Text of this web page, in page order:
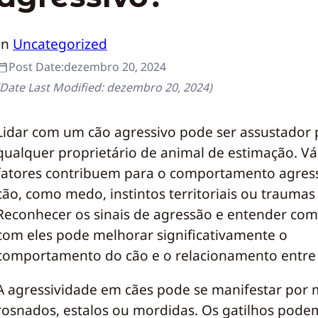
Uncategorized
Post Date:dezembro 20, 2024
Last Modified:dezembro 20, 2024)
com um cão agressivo pode ser assustador
proprietário de animal de estimação.
contribuem para o comportamento
como medo, instintos territoriais ou traumas
os sinais de agressão e entender
eles pode melhorar significativamente o
do cão e o relacionamento entre
agressividade em cães pode se manifestar por
estalos ou mordidas. Os gatilhos